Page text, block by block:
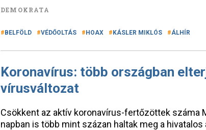
DEMOKRATA
BELFÖLD VÉDŐOLTÁS HOAX KÁSLER MIKLÓS ÁLHÍR
Koronavírus: több országban
vírusváltozat
Csökkent az aktív koronavírus-fertőzöttek száma
napban is több mint százan haltak meg a